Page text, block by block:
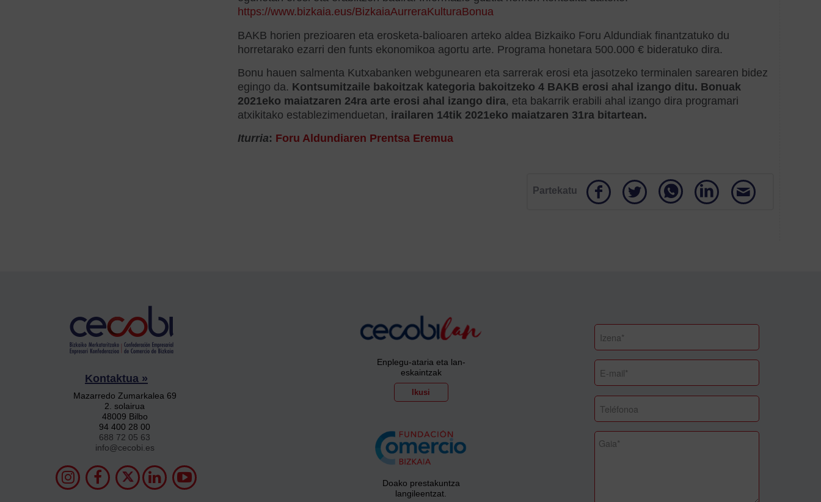
https://www.bizkaia.eus/BizkaiaAurreraKulturaBonua
BAKB horien prezioaren eta erosketa-balioaren arteko aldea Bizkaiko Foru Aldundiak finantzatuko du
horretarako ezarri den funts ekonomikoa agortu arte. Programa honetara 500.000 € bideratuko dira.
Bonu hauen salmenta Kutxabanken webgunearen eta sarrerak erosi eta jasotzeko terminalen sarearen bidez
egingo da. Kontsumitzaile bakoitzak kategoria bakoitzeko 4 BAKB erosi ahal izango ditu. Bonuak
2021eko maiatzaren 24ra arte erosi ahal izango dira, eta bakarrik erabili ahal izango dira programari
atxikitako establezimenduetan, irailaren 14tik 2021eko maiatzaren 31ra bitartean.
Iturria: Foru Aldundiaren Prentsa Eremua
Partekatu
Kontaktua »
Mazarredo Zumarkalea 69
2. solairua
48009 Bilbo
94 400 28 00
688 72 05 63
info@cecobi.es
Enplegu-ataria eta lan-
eskaintzak
Ikusi
Doako prestakuntza
langileentzat.